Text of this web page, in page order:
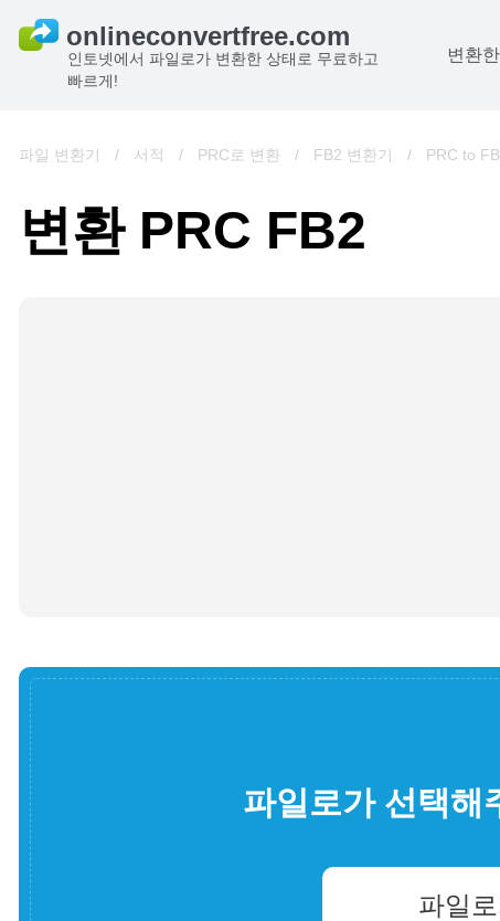
인토넷에서 파일로가 변환한 상태로 무료하고
빠르게!
변환
파일 변환기 / 서적 / PRC로 변환 / FB2 변환기 / PRC to
변환 PRC FB2
파일로가 선택해
파일